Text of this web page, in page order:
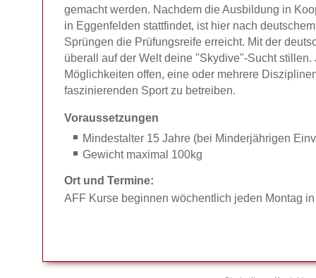
gemacht werden. Nachdem die Ausbildung in
in Eggenfelden stattfindet, ist hier nach
Sprüngen die Prüfungsreife erreicht. Mit der
überall auf der Welt deine "Skydive"-Sucht stillen.
Möglichkeiten offen, eine oder mehrere
faszinierenden Sport zu betreiben.
Voraussetzungen
Mindestalter 15 Jahre (bei Minderjährigen
Gewicht maximal 100kg
Ort und Termine:
AFF Kurse beginnen wöchentlich jeden Montag